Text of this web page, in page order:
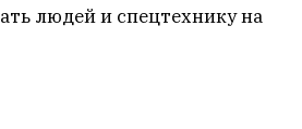
людей и спецтехнику на